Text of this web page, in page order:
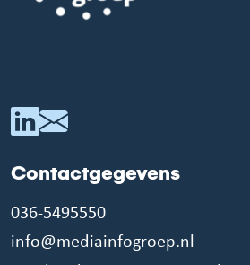
Contactgegevens
036-5495550
info@mediainfogroep.nl